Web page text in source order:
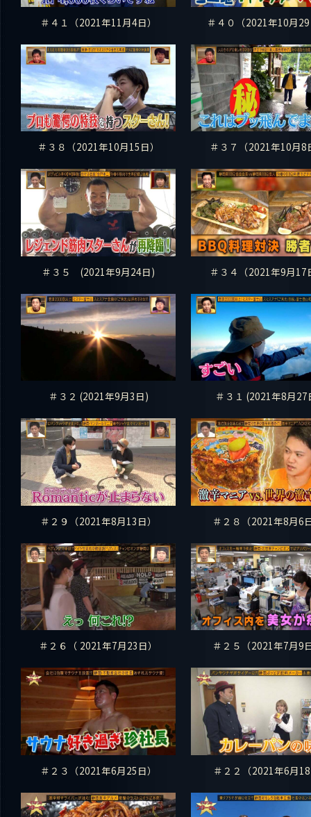
＃４１（2021年11月4日） ＃４０（2021年10月
＃３８（2021年10月15日） ＃３７（2021年10月8
＃３５ (2021年9月24日) ＃３４（2021年9月17
＃３２ (2021年9月3日) ＃３１ (2021年8月27
＃２９（2021年8月13日） ＃２８（2021年8月6
＃２６（ 2021年7月23日） ＃２５（2021年7月9
＃２３（2021年6月25日） ＃２２（2021年6月